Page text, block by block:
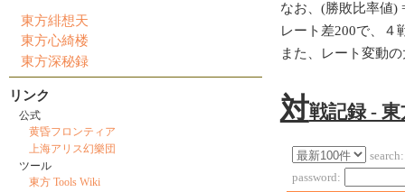
なお、(勝敗比率値)
レート差200で、４
また、レート変動
対戦記録 -
search:
password:
東方緋想天
東方心綺楼
東方深秘録
リンク
公式
黄昏フロンティア
上海アリス幻樂団
ツール
東方 Tools Wiki